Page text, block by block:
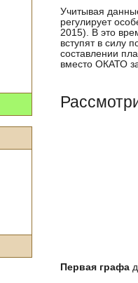
Учитывая
регулирует
2015). В это
вступят в силу
составлении
вместо ОКАТО
Первая графа